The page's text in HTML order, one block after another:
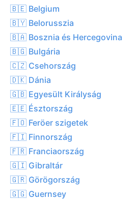
🇧🇪 Belgium
🇧🇾 Belorusszia
🇧🇦 Bosznia és Hercegovina
🇧🇬 Bulgária
🇨🇿 Csehország
🇩🇰 Dánia
🇬🇧 Egyesült Királyság
🇪🇪 Észtország
🇫🇴 Feröer szigetek
🇫🇮 Finnország
🇫🇷 Franciaország
🇬🇮 Gibraltár
🇬🇷 Görögország
🇬🇬 Guernsey